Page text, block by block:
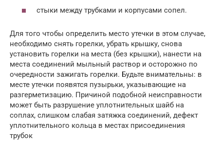
стыки между трубками и корпусами сопел.
Для того чтобы определить место утечки в этом случае,
необходимо снять горелки, убрать крышку, снова
установить горелки на места (без крышки), нанести на
места соединений мыльный раствор и осторожно по
очередности зажигать горелки. Будьте внимательны: в
месте утечки появятся пузырьки, указывающие на
разгерметизацию. Причиной подобной неисправности
может быть разрушение уплотнительных шайб на
соплах, слишком слабая затяжка соединений, дефект
уплотнительного кольца в местах присоединения
трубок